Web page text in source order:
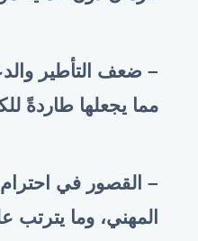
– ضعف التأطير
مما يجعلها طاردةً
– القصور في
المهني، وما يترتب